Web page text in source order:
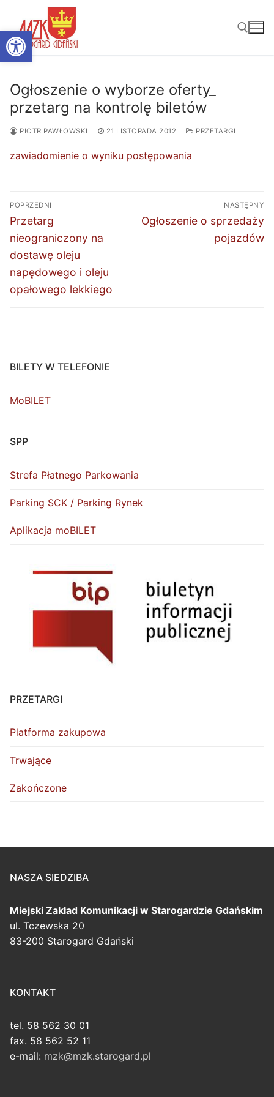
Otwórz pasek narzędzi
treści
Ogłoszenie o wyborze oferty_
przetarg na kontrolę biletów
PIOTR PAWŁOWSKI 21 LISTOPADA 2012 PRZETARGI
zawiadomienie o wyniku postępowania
Nawigacja
wpisu
POPRZEDNI
Poprzedni
wpis:
Przetarg
nieograniczony na
dostawę oleju
napędowego i oleju
opałowego lekkiego
NASTĘPNY
Następny
Ogłoszenie o sprzedaży
pojazdów
BILETY W TELEFONIE
MoBILET
SPP
Strefa Płatnego Parkowania
Parking SCK / Parking Rynek
Aplikacja moBILET
PRZETARGI
Platforma zakupowa
Trwające
Zakończone
NASZA SIEDZIBA
Miejski Zakład Komunikacji w Starogardzie Gdańskim
ul. Tczewska 20
83-200 Starogard Gdański
KONTAKT
tel. 58 562 30 01
fax. 58 562 52 11
e-mail: mzk@mzk.starogard.pl